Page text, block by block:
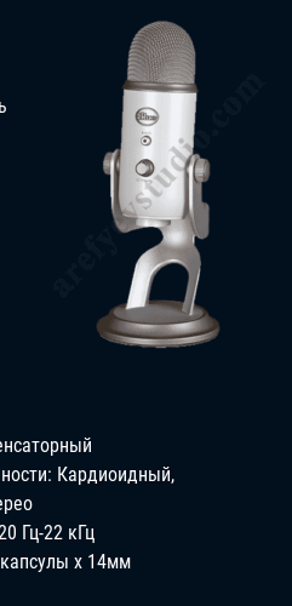
Кардиоидный,
Гц-22 кГц
х 14мм